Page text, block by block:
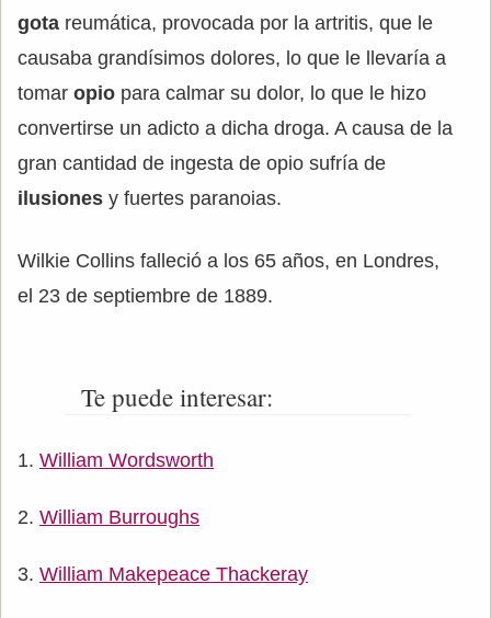
gota reumática, provocada por la artritis, que le
causaba grandísimos dolores, lo que le llevaría a
tomar opio para calmar su dolor, lo que le hizo
convertirse un adicto a dicha droga. A causa de la
gran cantidad de ingesta de opio sufría de
ilusiones y fuertes paranoias.
Wilkie Collins falleció a los 65 años, en Londres,
el 23 de septiembre de 1889.
Te puede interesar:
William Wordsworth
William Burroughs
William Makepeace Thackeray